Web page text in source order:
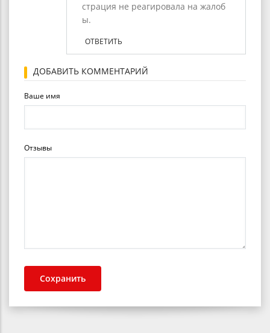
страция не реагировала на жалоб
ы.
ОТВЕТИТЬ
ДОБАВИТЬ КОММЕНТАРИЙ
Ваше имя
Отзывы